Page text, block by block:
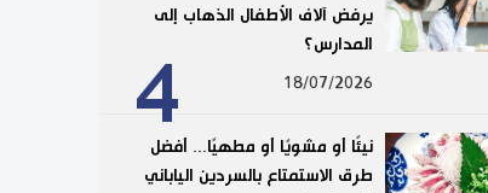
4
يرفض آلاف الأطفال الذهاب إلى
المدارس؟
18/07/2026
نيئًا أو مشويًا أو مطهيًا... أفضل
طرق الاستمتاع بالسردين الياباني